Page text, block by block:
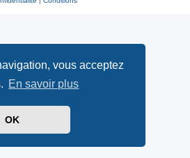
vous acceptez
En savoir plus
OK